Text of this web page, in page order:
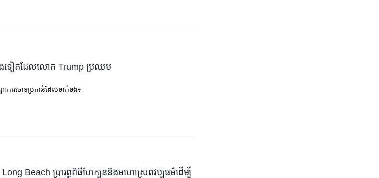
ទៀត​ដែល​លោក Trump​ ប្រឈម
ាការចោទ​ប្រកាន់​ដែល​ទាក់ទង៖
Beach ប្រារព្ធពិធី​ហែក្បួន​និង​មហោស្រព​វប្បធម៌​ដើម្បី​​